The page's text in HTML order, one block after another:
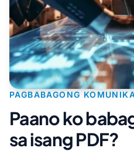
PAGBABAGONG
Paano ko
sa isang PDF?